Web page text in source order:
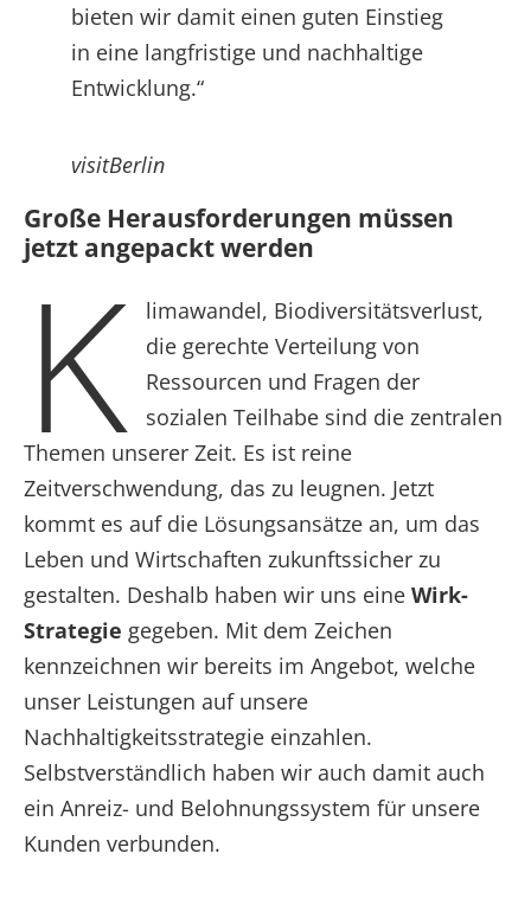
bieten wir damit einen guten Einstieg
in eine langfristige und nachhaltige
Entwicklung.“
visitBerlin
Große Herausforderungen müssen
jetzt angepackt werden
K
limawandel, Biodiversitätsverlust,
die gerechte Verteilung von
Ressourcen und Fragen der
sozialen Teilhabe sind die zentralen
Themen unserer Zeit. Es ist reine
Zeitverschwendung, das zu leugnen. Jetzt
kommt es auf die Lösungsansätze an, um das
Leben und Wirtschaften zukunftssicher zu
gestalten. Deshalb haben wir uns eine Wirk-
Strategie gegeben. Mit dem Zeichen
kennzeichnen wir bereits im Angebot, welche
unser Leistungen auf unsere
Nachhaltigkeitsstrategie einzahlen.
Selbstverständlich haben wir auch damit auch
ein Anreiz- und Belohnungssystem für unsere
Kunden verbunden.